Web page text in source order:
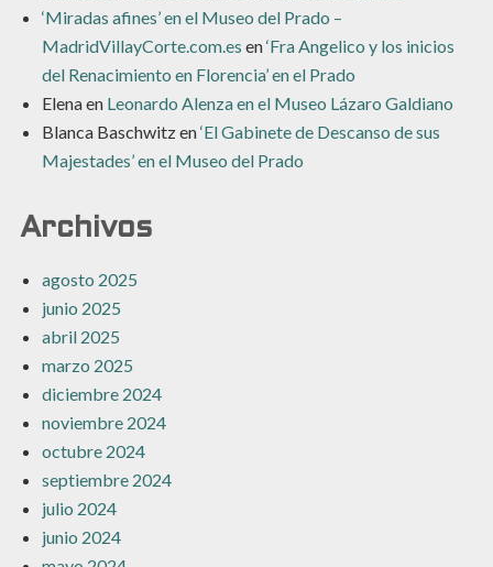
‘Miradas afines’ en el Museo del Prado –
MadridVillayCorte.com.es en‘Fra Angelico y los inicios
del Renacimiento en Florencia’ en el Prado
Elenaen Leonardo Alenza en el Museo Lázaro Galdiano
Blanca Baschwitzen‘El Gabinete de Descanso de sus
Majestades’ en el Museo del Prado
Archivos
agosto 2025
junio 2025
abril 2025
marzo 2025
diciembre 2024
noviembre 2024
octubre 2024
septiembre 2024
julio 2024
junio 2024